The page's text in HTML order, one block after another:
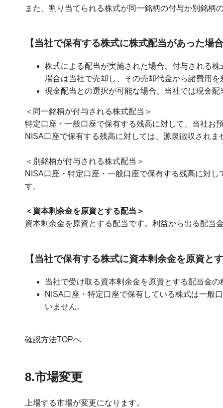
また、割り当てられる株式が同一銘柄の付与か別銘柄
【当社で保有する株式に株式配当があった場
株式による配当が実施された場合、付与される
場合は当社で売却し、その売却代金から諸費用
現金配当との選択が可能な場合、当社では現金配
＜同一銘柄が付与される株式配当＞
特定口座・一般口座で保有する残高に対して、当社お
NISA口座で保有する残高に対しては、源泉徴収されま
＜別銘柄が付与される株式配当＞
NISA口座・特定口座・一般口座で保有する残高に対
す。
＜資本剰余金を原資とする配当＞
資本剰余金を原資とする配当です。利益から出る配当
【当社で保有する株式に資本剰余金を原資と
当社で受け取る資本剰余金を原資とする配当金
NISA口座・特定口座で保有している株式は一般
いません。
確認方法TOPへ
8.市場変更
上場する市場が変更になります。